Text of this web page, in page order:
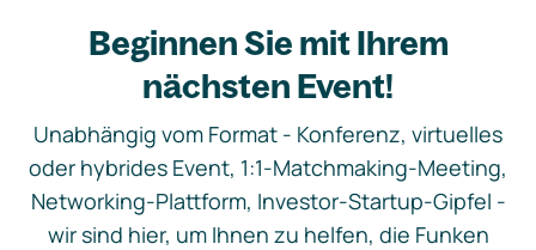
Beginnen Sie mit Ihrem
nächsten Event!
Unabhängig vom Format - Konferenz, virtuelles
oder hybrides Event, 1:1-Matchmaking-Meeting,
Networking-Plattform, Investor-Startup-Gipfel -
wir sind hier, um Ihnen zu helfen, die Funken